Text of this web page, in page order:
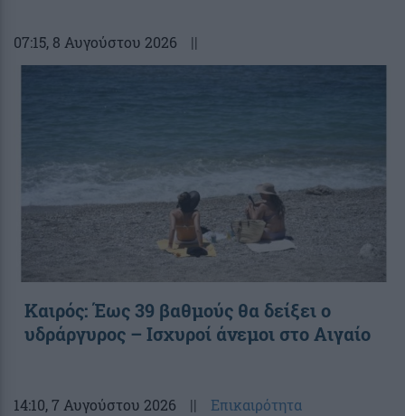
07:15, 8 Αυγούστου 2026 ||
Καιρός: Έως 39 βαθμούς θα δείξει ο
υδράργυρος – Ισχυροί άνεμοι στο Αιγαίο
14:10, 7 Αυγούστου 2026 || Επικαιρότητα